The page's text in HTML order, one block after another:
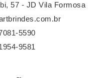
57 - JD Vila Formosa
5590
9581